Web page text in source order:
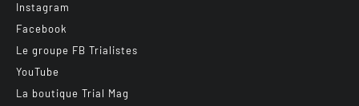
Instagram
Facebook
Le groupe FB Trialistes
YouTube
La boutique Trial Mag